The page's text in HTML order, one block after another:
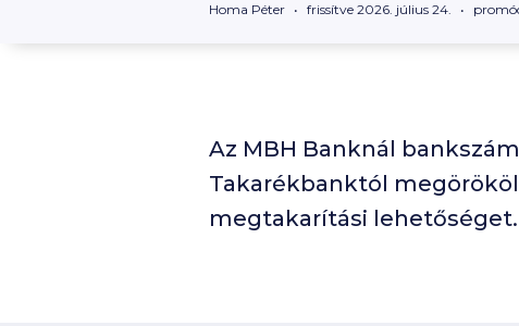
Homa Péter frissítve 2026. július 24.
Az MBH Banknál
Takarékbanktól
megtakarítási lehetőséget.